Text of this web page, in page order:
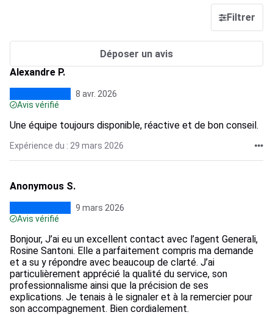
Filtrer
Déposer un avis
Alexandre P.
8 avr. 2026
Avis vérifié
Une équipe toujours disponible, réactive et de bon conseil.
Expérience du : 29 mars 2026
Anonymous S.
9 mars 2026
Avis vérifié
Bonjour, J’ai eu un excellent contact avec l’agent Generali,
Rosine Santoni. Elle a parfaitement compris ma demande
et a su y répondre avec beaucoup de clarté. J’ai
particulièrement apprécié la qualité du service, son
professionnalisme ainsi que la précision de ses
explications. Je tenais à le signaler et à la remercier pour
son accompagnement. Bien cordialement.